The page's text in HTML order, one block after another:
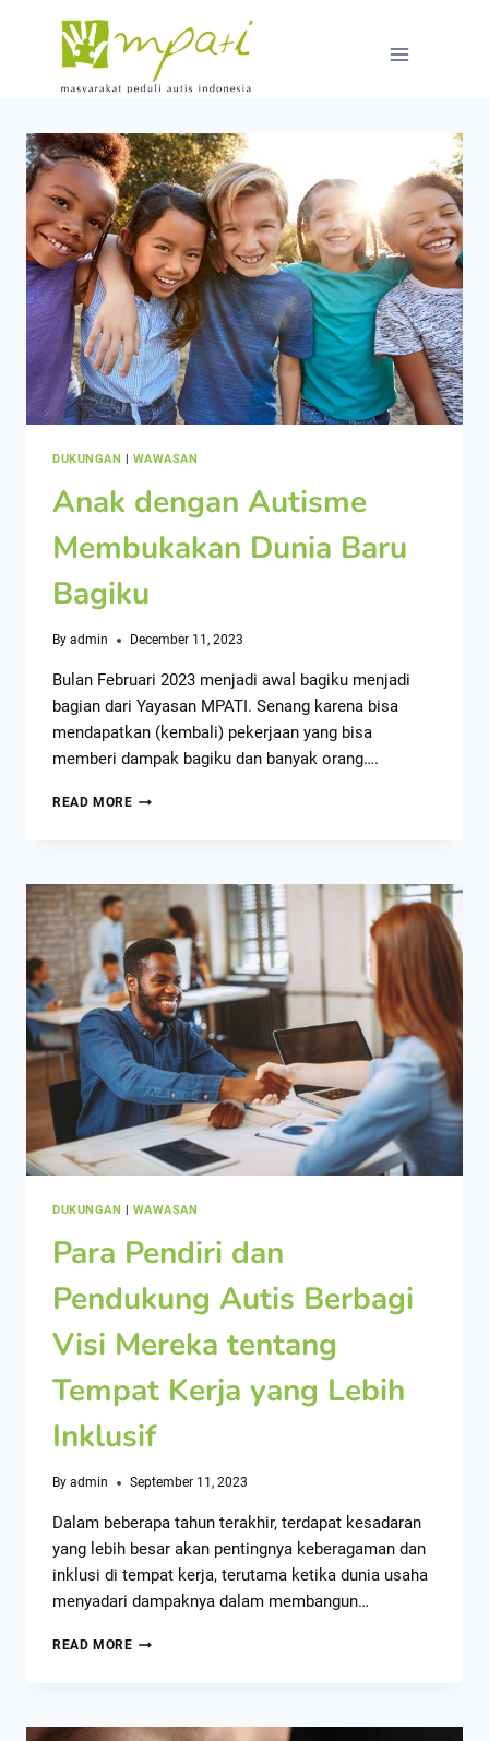
DUKUNGAN | WAWASAN
Anak dengan Autisme
Membukakan Dunia Baru
Bagiku
By admin December 11, 2023
Bulan Februari 2023 menjadi awal bagiku menjadi
bagian dari Yayasan MPATI. Senang karena bisa
mendapatkan (kembali) pekerjaan yang bisa
memberi dampak bagiku dan banyak orang….
READ MORE
DUKUNGAN | WAWASAN
Para Pendiri dan
Pendukung Autis Berbagi
Visi Mereka tentang
Tempat Kerja yang Lebih
Inklusif
By admin September 11, 2023
Dalam beberapa tahun terakhir, terdapat kesadaran
yang lebih besar akan pentingnya keberagaman dan
inklusi di tempat kerja, terutama ketika dunia usaha
menyadari dampaknya dalam membangun…
READ MORE